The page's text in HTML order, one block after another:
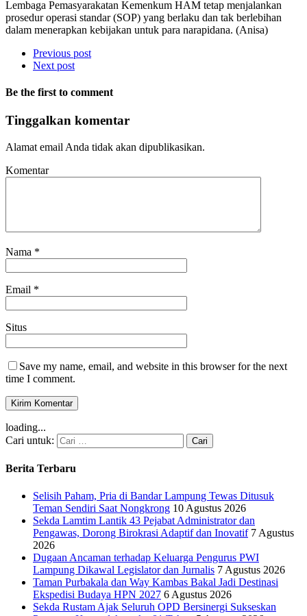
Lembaga Pemasyarakatan Kemenkum HAM tetap menjalankan
prosedur operasi standar (SOP) yang berlaku dan tak berlebihan
dalam menerapkan kebijakan untuk para narapidana. (Anisa)
Previous post
Next post
Be the first to comment
Tinggalkan komentar
Alamat email Anda tidak akan dipublikasikan.
Komentar
Nama *
Email *
Situs
Save my name, email, and website in this browser for the next
time I comment.
loading...
Cari untuk:
Berita Terbaru
Selisih Paham, Pria di Bandar Lampung Tewas Ditusuk
Teman Sendiri Saat Nongkrong 10 Agustus 2026
Sekda Lamtim Lantik 43 Pejabat Administrator dan
Pengawas, Dorong Birokrasi Adaptif dan Inovatif 7 Agustus
2026
Dugaan Ancaman terhadap Keluarga Pengurus PWI
Lampung Dikawal Legislator dan Jurnalis 7 Agustus 2026
Taman Purbakala dan Way Kambas Bakal Jadi Destinasi
Ekspedisi Budaya HPN 2027 6 Agustus 2026
Sekda Rustam Ajak Seluruh OPD Bersinergi Sukseskan